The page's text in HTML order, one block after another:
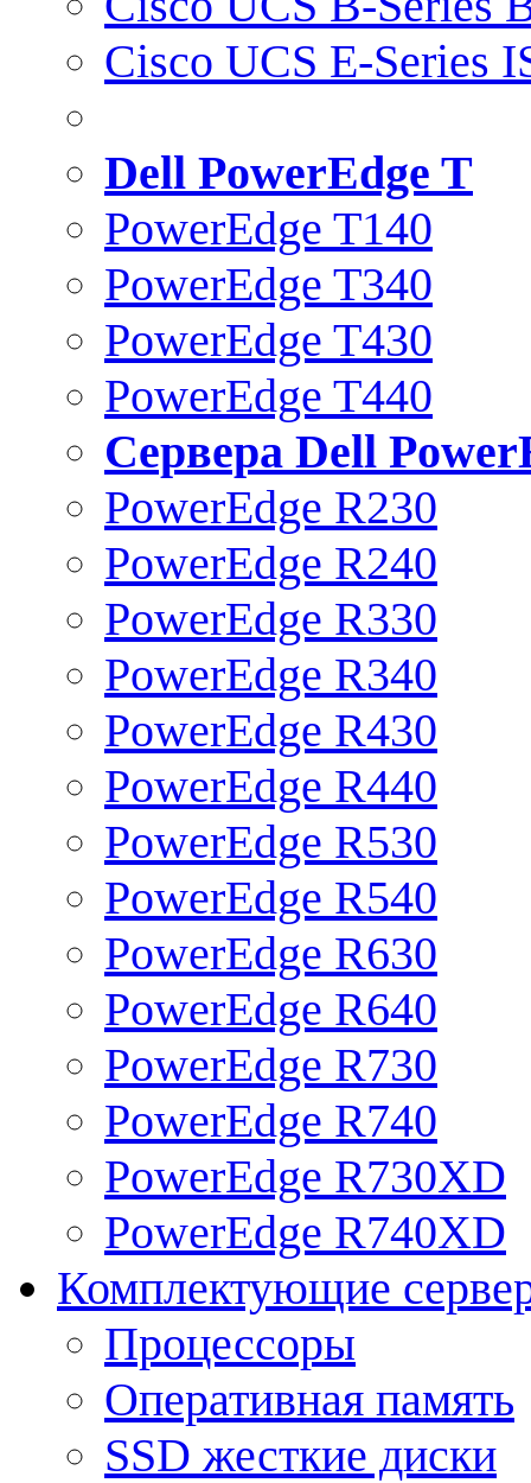
Cisco UCS E-Series
Dell PowerEdge T
PowerEdge T140
PowerEdge T340
PowerEdge T430
PowerEdge T440
Сервера Dell
PowerEdge R230
PowerEdge R240
PowerEdge R330
PowerEdge R340
PowerEdge R430
PowerEdge R440
PowerEdge R530
PowerEdge R540
PowerEdge R630
PowerEdge R640
PowerEdge R730
PowerEdge R740
PowerEdge R730XD
PowerEdge R740XD
Комплектующие
Процессоры
Оперативная память
SSD жесткие диски